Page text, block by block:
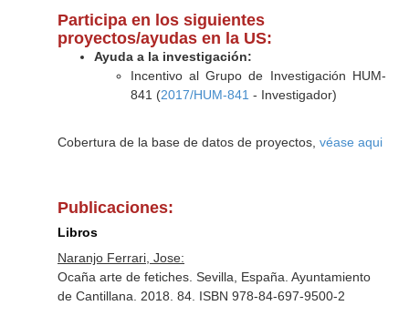
Participa en los siguientes
proyectos/ayudas en la US:
Ayuda a la investigación:
Incentivo al Grupo de Investigación HUM-
841 (2017/HUM-841 - Investigador)
Cobertura de la base de datos de proyectos, véase aqui
Publicaciones:
Libros
Naranjo Ferrari, Jose:
Ocaña arte de fetiches. Sevilla, España. Ayuntamiento
de Cantillana. 2018. 84. ISBN 978-84-697-9500-2